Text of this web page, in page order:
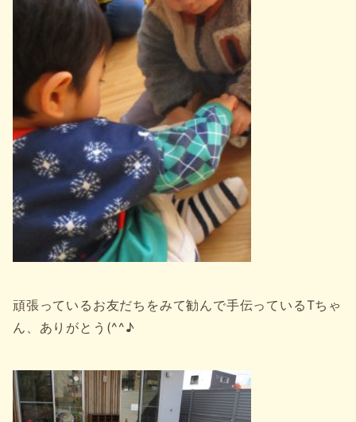
頑張っているお友だちをみて勧んで手伝っているTちゃ
ん、ありがとう(^^♪